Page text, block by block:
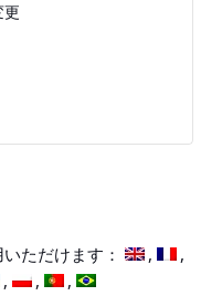
ただけます：